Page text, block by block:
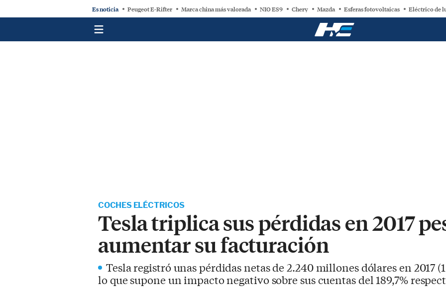
Es noticia Peugeot E-Rifter Marca china más valorada NIO ES9 Chery Mazda Esferas fotovoltaicas Eléctrico de
COCHES ELÉCTRICOS
Tesla triplica sus pérdidas en 2017
aumentar su facturación
Tesla registró unas pérdidas netas de 2.240 millones dólares en 2017
lo que supone un impacto negativo sobre sus cuentas del 189,7%